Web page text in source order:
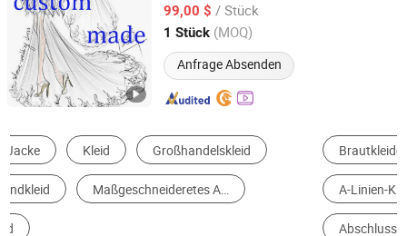
99,00 $ / Stück
1 Stück (MOQ)
Anfrage Absenden
Jiangsu, China Seit 2013
Brautkleider Abendkleider Lässiges Kleid
A-Linien-Kleid Trägerloses Kleid